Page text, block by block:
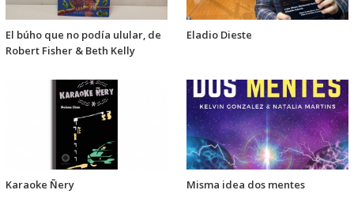
El búho que no podía ulular, de
Robert Fisher & Beth Kelly
Eladio Dieste
Karaoke Ñery Misma idea dos mentes